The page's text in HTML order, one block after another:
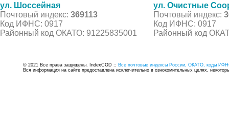
ул. Шоссейная
Почтовый индекс: 369113
Код ИФНС: 0917
Районный код ОКАТО: 91225835001
ул. Очистные
Почтовый индекс:
Код ИФНС: 0917
Районный код
© 2021 Все права защищены. IndexCOD :: Все почтовые индексы России, ОКАТО, коды
Вся информация на сайте предоставлена исключительно в ознокомительных целях,